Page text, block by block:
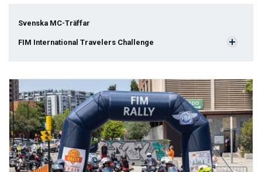
Svenska MC-Träffar
FIM International Travelers Challenge